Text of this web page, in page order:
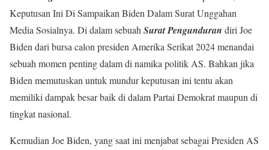
Keputusan Ini Di Sampaikan Biden Dalam Surat Unggahan
Media Sosialnya. Di dalam sebuah Surat Pengunduran diri Joe
Biden dari bursa calon presiden Amerika Serikat 2024 menandai
sebuah momen penting dalam di namika politik AS. Bahkan jika
Biden memutuskan untuk mundur keputusan ini tentu akan
memiliki dampak besar baik di dalam Partai Demokrat maupun di
tingkat nasional.
Kemudian Joe Biden, yang saat ini menjabat sebagai Presiden AS